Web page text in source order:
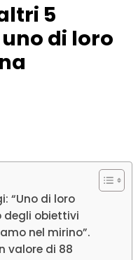
5
di loro
“Uno di loro
degli obiettivi
nel mirino”.
valore di 88